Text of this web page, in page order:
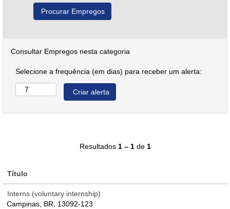
Consultar Empregos nesta categoria
Selecione a frequência (em dias) para receber um alerta:
Resultados 1 – 1de 1
Título
Interns (voluntary internship)
Campinas, BR, 13092-123